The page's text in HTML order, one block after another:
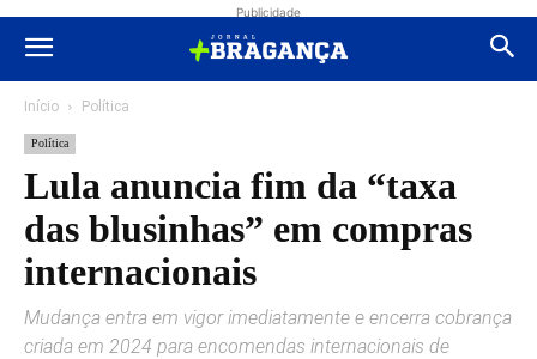
Publicidade
Início Política
Política
Lula anuncia fim da “taxa
das blusinhas” em compras
internacionais
Mudança entra em vigor imediatamente e encerra cobrança
criada em 2024 para encomendas internacionais de